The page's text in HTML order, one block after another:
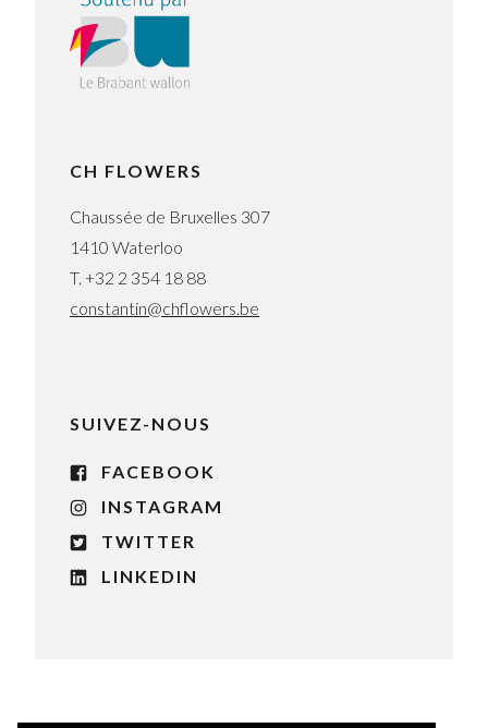
CH FLOWERS
Chaussée de Bruxelles 307
1410 Waterloo
T. +32 2 354 18 88
constantin@chflowers.be
SUIVEZ-NOUS
FACEBOOK
INSTAGRAM
TWITTER
LINKEDIN